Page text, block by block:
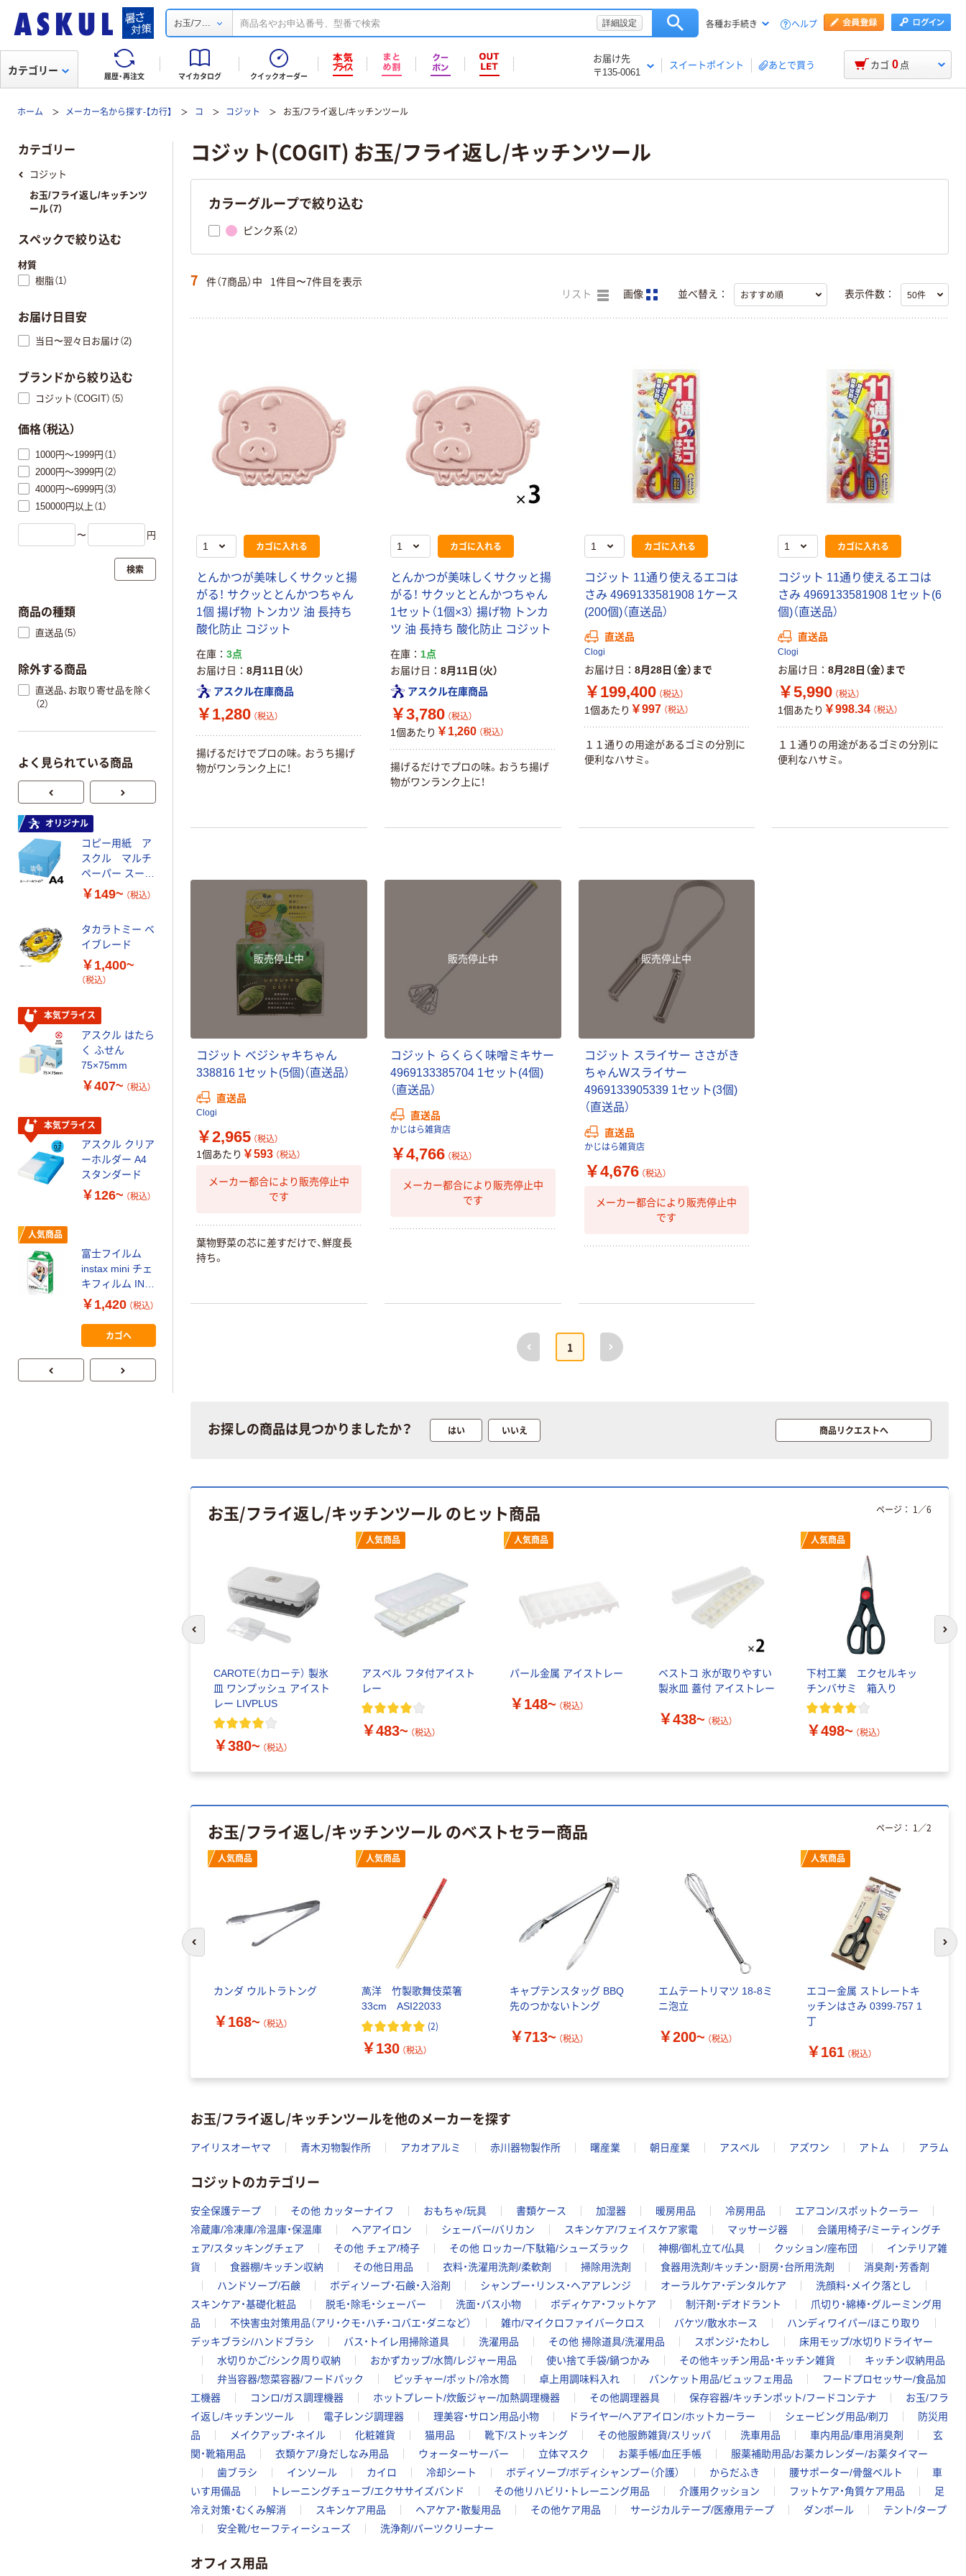
お玉/フ... 詳細設定 各種お手続き ヘルプ
履歴・再注文 マイカタログ クイックオーダー
お届け先
〒135-0061
スイートポイント あとで買う
カテゴリー カゴ 0 点
ホーム メーカー名から探す-【カ行】 コ コジット お玉/フライ返し/キッチンツール
コジット(COGIT) お玉/フライ返し/キッチンツール
カラーグループで絞り込む
ピンク系（2）
7 件（7商品）中 1件目〜7件目を表示
リスト 画像 並べ替え： 表示件数：
カゴに入れる
とんかつが美味しくサクッと揚
がる！ サクッととんかつちゃん
1個 揚げ物 トンカツ 油 長持ち
酸化防止 コジット
在庫
3点
お届け日
8月11日（火）
アスクル在庫商品
￥1,280 （税込）
揚げるだけでプロの味。おうち揚げ
物がワンランク上に！
カゴに入れる
とんかつが美味しくサクッと揚
がる！ サクッととんかつちゃん
1セット（1個×3） 揚げ物 トンカ
ツ 油 長持ち 酸化防止 コジット
在庫
1点
お届け日
8月11日（火）
アスクル在庫商品
￥3,780 （税込）
1個あたり ￥1,260 （税込）
揚げるだけでプロの味。おうち揚げ
物がワンランク上に！
カゴに入れる
コジット 11通り使えるエコは
さみ 4969133581908 1ケース
(200個)（直送品）
直送品
Clogi
お届け日 8月28日（金）まで
￥199,400 （税込）
1個あたり ￥997 （税込）
１１通りの用途があるゴミの分別に
便利なハサミ。
カゴに入れる
コジット 11通り使えるエコは
さみ 4969133581908 1セット(6
個)（直送品）
直送品
Clogi
お届け日 8月28日（金）まで
￥5,990 （税込）
1個あたり ￥998.34 （税込）
１１通りの用途があるゴミの分別に
便利なハサミ。
販売停止中
コジット ベジシャキちゃん
338816 1セット(5個)（直送品）
直送品
Clogi
￥2,965 （税込）
1個あたり ￥593 （税込）
メーカー都合により販売停止中
です
葉物野菜の芯に差すだけで、鮮度長
持ち。
販売停止中
コジット らくらく味噌ミキサー
4969133385704 1セット(4個)
（直送品）
直送品
かじはら雑貨店
￥4,766 （税込）
メーカー都合により販売停止中
です
販売停止中
コジット スライサー ささがき
ちゃんWスライサー
4969133905339 1セット(3個)
（直送品）
直送品
かじはら雑貨店
￥4,676 （税込）
メーカー都合により販売停止中
です
前へ
1
次へ
お探しの商品は見つかりましたか？ はい いいえ 商品リクエストへ
お玉/フライ返し/キッチンツール のヒット商品
CAROTE（カローテ） 製氷
皿 ワンプッシュ アイスト
レー LIVPLUS
￥380~ （税込）
人気商品
アスベル フタ付アイスト
レー
￥483~ （税込）
人気商品
パール金属 アイストレー
￥148~ （税込）
ベストコ 氷が取りやすい
製氷皿 蓋付 アイストレー
￥438~ （税込）
人気商品
下村工業 エクセルキッ
チンバサミ 箱入り
￥498~ （税込）
ページ： 1 ／6
前のスライドへ 次
お玉/フライ返し/キッチンツール のベストセラー商品
人気商品
カンダ ウルトラトング
￥168~ （税込）
人気商品
萬洋 竹製歌舞伎菜箸
33cm ASI22033
(2)
￥130 （税込）
キャプテンスタッグ BBQ
先のつかないトング
￥713~ （税込）
エムテートリマツ 18-8ミ
ニ泡立
￥200~ （税込）
人気商品
エコー金属 ストレートキ
ッチンはさみ 0399-757 1
丁
￥161 （税込）
ページ： 1 ／2
前のスライドへ 次
お玉/フライ返し/キッチンツールを他のメーカーを探す
アイリスオーヤマ 青木刃物製作所 アカオアルミ 赤川器物製作所 曙産業 朝日産業 アスベル アズワン アトム アラム
コジットのカテゴリー
安全保護テープ その他 カッターナイフ おもちゃ/玩具 書類ケース 加湿器 暖房用品 冷房用品
エアコン/スポットクーラー
冷蔵庫/冷凍庫/冷温庫・保温庫
ヘアアイロン シェーバー/バリカン スキンケア/フェイスケア家電 マッサージ器
会議用椅子/ミーティングチ
ェア/スタッキングチェア
その他 チェア/椅子 その他 ロッカー/下駄箱/シューズラック 神棚/御札立て/仏具 クッション/座布団
インテリア雑
貨
食器棚/キッチン収納 その他日用品 衣料・洗濯用洗剤/柔軟剤 掃除用洗剤 食器用洗剤/キッチン・厨房・台所用洗剤
消臭剤・芳香剤
ハンドソープ/石鹸
ボディソープ・石鹸・入浴剤 シャンプー・リンス・ヘアアレンジ オーラルケア・デンタルケア
洗顔料・メイク落とし
スキンケア・基礎化粧品
脱毛・除毛・シェーバー 洗面・バス小物 ボディケア・フットケア 制汗剤・デオドラント
爪切り・綿棒・グルーミング用
品
不快害虫対策用品（アリ・クモ・ハチ・コバエ・ダニなど） 雑巾/マイクロファイバークロス バケツ/散水ホース
ハンディワイパー/ほこり取り
デッキブラシ/ハンドブラシ
バス・トイレ用掃除道具 洗濯用品 その他 掃除道具/洗濯用品 スポンジ・たわし
床用モップ/水切りドライヤー
水切りかご/シンク周り収納
おかずカップ/水筒/レジャー用品 使い捨て手袋/鍋つかみ その他キッチン用品・キッチン雑貨
キッチン収納用品
弁当容器/惣菜容器/フードパック
ピッチャー/ポット/冷水筒 卓上用調味料入れ バンケット用品/ビュッフェ用品
フードプロセッサー/食品加
工機器
コンロ/ガス調理機器 ホットプレート/炊飯ジャー/加熱調理機器 その他調理器具 保存容器/キッチンポット/フードコンテナ
お玉/フラ
イ返し/キッチンツール
電子レンジ調理器 理美容・サロン用品小物 ドライヤー/ヘアアイロン/ホットカーラー シェービング用品/剃刀
防災用
品
メイクアップ・ネイル 化粧雑貨 猫用品 靴下/ストッキング その他服飾雑貨/スリッパ 洗車用品 車内用品/車用消臭剤
玄
関・靴箱用品
衣類ケア/身だしなみ用品 ウォーターサーバー 立体マスク お薬手帳/血圧手帳
服薬補助用品/お薬カレンダー/お薬タイマー
歯ブラシ
インソール カイロ 冷却シート ボディソープ/ボディシャンプー（介護） からだふき 腰サポーター/骨盤ベルト
車
いす用備品
トレーニングチューブ/エクササイズバンド その他リハビリ・トレーニング用品 介護用クッション フットケア・角質ケア用品
足
冷え対策・むくみ解消
スキンケア用品 ヘアケア・散髪用品 その他ケア用品 サージカルテープ/医療用テープ ダンボール
テント/タープ
安全靴/セーフティーシューズ
洗浄剤/パーツクリーナー
オフィス用品
カテゴリー
コジット
お玉/フライ返し/キッチンツ
ール（7）
スペックで絞り込む
材質
樹脂（1）
お届け日目安
当日〜翌々日お届け（2)
ブランドから絞り込む
コジット（COGIT）（5）
価格（税込）
1000円～1999円（1）
2000円～3999円（2）
4000円～6999円（3）
150000円以上（1）
〜 円
検索
商品の種類
直送品（5）
除外する商品
直送品、お取り寄せ品を除く
（2）
よく見られている商品
オリジナル
コピー用紙 ア
スクル マルチ
ペーパー スーパ
ーホワイト+
￥149~ （税込）
タカラトミー ベ
イブレード
￥1,400~
（税込）
本気プライス
アスクル はたら
く ふせん
75×75mm
￥407~ （税込）
本気プライス
アスクル クリア
ーホルダー A4
スタンダード
￥126~ （税込）
人気商品
富士フイルム
instax mini チェ
キフィルム INS
MINI JP1 1パッ
ク（10枚入り）
￥1,420 （税込）
カゴへ
プ 詰替用 バイ
オマス素材10％
配合
￥616~ （税込）
乾電池 単3
形 アルカリ乾
電池 北欧パッ
ケージ アスク
ルオリジナル
￥140~ （税込）
ティッシュペー
パー ボックス
150組 5箱入 ア
スクル スマート
ビッド PEFC認
証
オリジナル
ルチペーパー
スーパーエコノ
￥149~ （税込）
本気プライス
トイレットペー
パー ダブル60
ｍ 再生紙
100% 6ロール
リサイクル100
￥460~ （税込）
乾電池 単4
形 アルカリ乾
電池 北欧パッ
ケージ アスク
ルオリジナル
￥140~ （税込）
オリジナル
ナル ラミネー
トフィルム A4
100μ（ミクロン）
（税込）
アスクル プラス
チックグローブ
粉なし（パウダ
ーフリー）
￥398~ （税込）
ニチバン セロテ
（税込）
￥377~
富士フイルム
アスクル セロハ
￥216~
レクリーナー
￥330~
￥115~ （税込）